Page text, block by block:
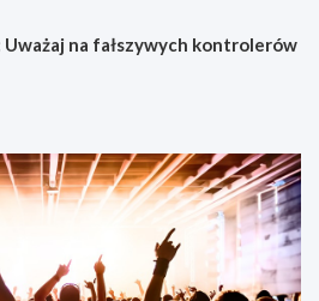
na fałszywych kontrolerów